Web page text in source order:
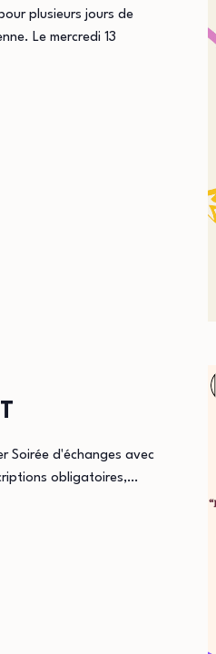
plusieurs jours de
Le mercredi 13
Soirée d'échanges avec
obligatoires,…